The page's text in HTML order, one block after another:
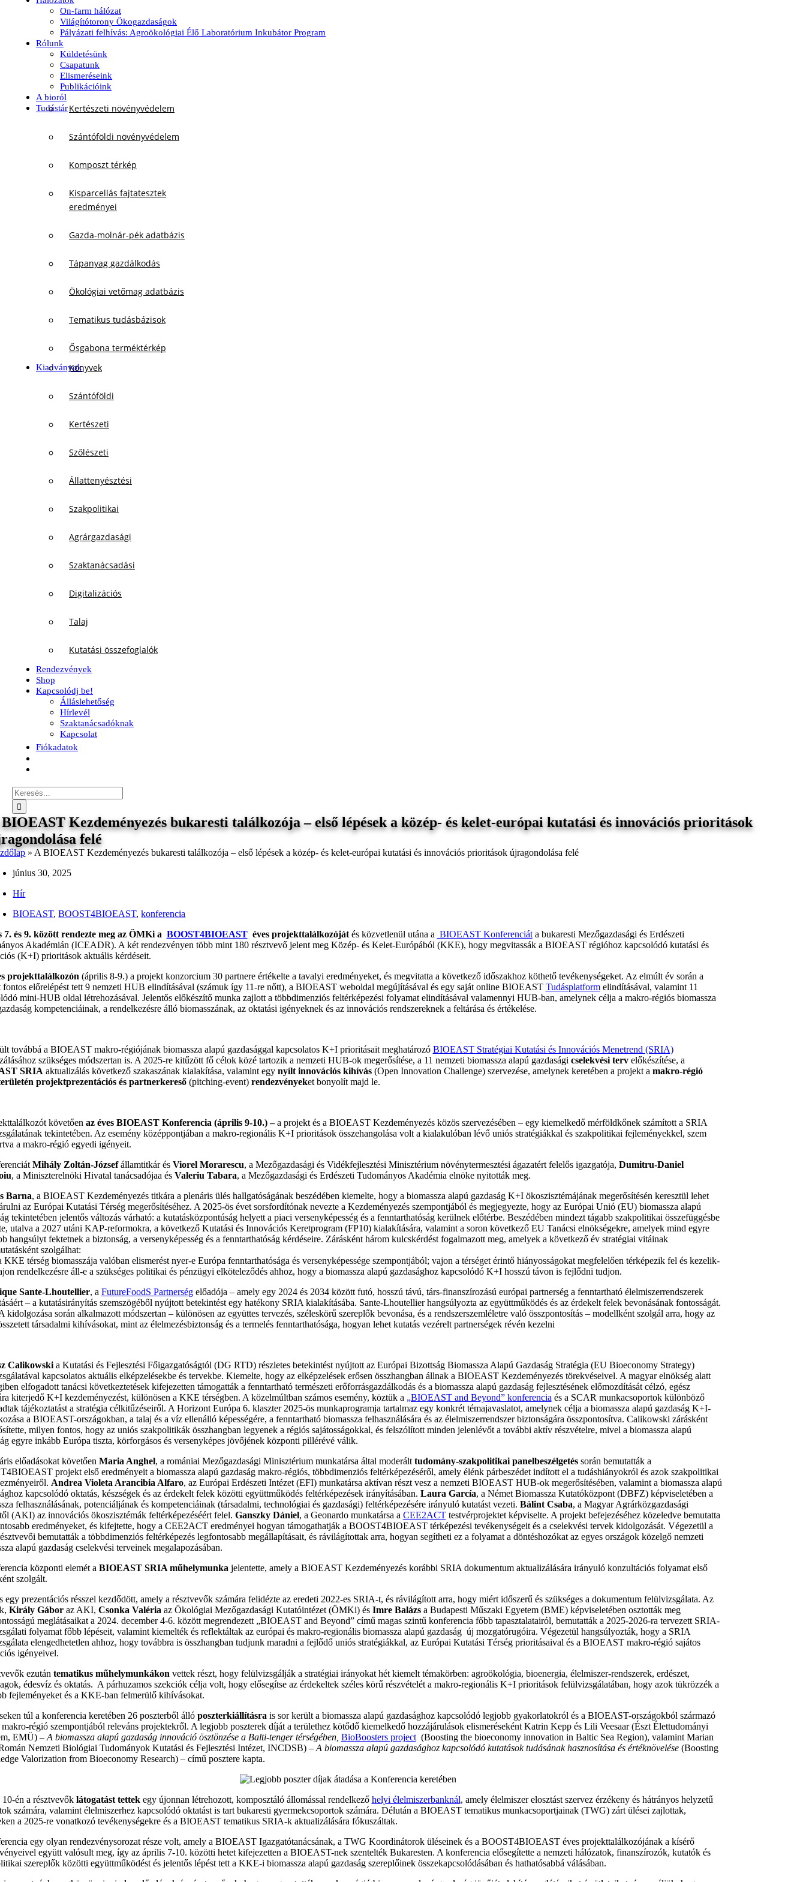
On-farm hálózat
Világítótorony Ökogazdaságok
Pályázati felhívás: Agroökológiai Élő Laboratórium Inkubátor Program
Rólunk
Küldetésünk
Csapatunk
Elismeréseink
Publikációink
A bioról
TudástárKertészeti növényvédelem
Szántóföldi növényvédelem
Komposzt térkép
Kisparcellás fajtatesztek
eredményei
Gazda-molnár-pék adatbázis
Tápanyag gazdálkodás
Ökológiai vetőmag adatbázis
Tematikus tudásbázisok
Ősgabona terméktérkép
KiadványokKönyvek
Szántóföldi
Kertészeti
Szőlészeti
Állattenyésztési
Szakpolitikai
Agrárgazdasági
Szaktanácsadási
Digitalizációs
Talaj
Kutatási összefoglalók
Rendezvények
Shop
Kapcsolódj be!
Álláslehetőség
Hírlevél
Szaktanácsadóknak
Kapcsolat
Fiókadatok
Keresés...
Kezdeményezés bukaresti találkozója – első lépések a közép- és kelet-európai kutatási és innovációs prioritások
felé
» A BIOEAST Kezdeményezés bukaresti találkozója – első lépések a közép- és kelet-európai kutatási és innovációs prioritások újragondolása felé
június 30, 2025
Hír
BIOEAST,BOOST4BIOEAST,konferencia
és 9. között rendezte meg az ÖMKi a BOOST4BIOEASTéves projekttalálkozójátés közvetlenül utána a BIOEAST Konferenciáta bukaresti Mezőgazdasági és Erdészeti
Akadémián (ICEADR). A két rendezvényen több mint 180 résztvevő jelent meg Közép- és Kelet-Európából (KKE), hogy megvitassák a BIOEAST régióhoz kapcsolódó kutatási és
(K+I) prioritások aktuális kérdéseit.
projekttalálkozón (április 8-9.) a projekt konzorcium 30 partnere értékelte a tavalyi eredményeket, és megvitatta a következő időszakhoz köthető tevékenységeket. Az elmúlt év során a
fontos előrelépést tett 9 nemzeti HUB elindításával (számuk így 11-re nőtt), a BIOEAST weboldal megújításával és egy saját online BIOEAST Tudásplatformelindításával, valamint 11
mini-HUB oldal létrehozásával. Jelentős előkészítő munka zajlott a többdimenziós feltérképezési folyamat elindításával valamennyi HUB-ban, amelynek célja a makro-régiós biomassza
kompetenciáinak, a rendelkezésre álló biomasszának, az oktatási igényeknek és az innovációs rendszereknek a feltárása és értékelése.
továbbá a BIOEAST makro-régiójának biomassza alapú gazdasággal kapcsolatos K+I prioritásait meghatározó BIOEAST Stratégiai Kutatási és Innovációs Menetrend (SRIA)
szükséges módszertan is. A 2025-re kitűzött fő célok közé tartozik a nemzeti HUB-ok megerősítése, a 11 nemzeti biomassza alapú gazdasági cselekvési tervelőkészítése, a
SRIA aktualizálás következő szakaszának kialakítása, valamint egy nyílt innovációs kihívás (Open Innovation Challenge) szervezése, amelynek keretében a projekt a makro-régió
projektprezentációs és partnerkereső (pitching-event) rendezvényeket bonyolít majd le.
követően az éves BIOEAST Konferencia (április 9-10.) –a projekt és a BIOEAST Kezdeményezés közös szervezésében – egy kiemelkedő mérföldkőnek számított a SRIA
tekintetében. Az esemény középpontjában a makro-regionális K+I prioritások összehangolása volt a kialakulóban lévő uniós stratégiákkal és szakpolitikai fejleményekkel, szem
a makro-régió egyedi igényeit.
Mihály Zoltán-Józsefállamtitkár és Viorel Morarescu, a Mezőgazdasági és Vidékfejlesztési Minisztérium növénytermesztési ágazatért felelős igazgatója, Dumitru-Daniel
, a Miniszterelnöki Hivatal tanácsadójaa és Valeriu Tabara, a Mezőgazdasági és Erdészeti Tudományos Akadémia elnöke nyitották meg.
Barna, a BIOEAST Kezdeményezés titkára a plenáris ülés hallgatóságának beszédében kiemelte, hogy a biomassza alapú gazdaság K+I ökoszisztémájának megerősítésén keresztül lehet
az Európai Kutatási Térség megerősítéséhez. A 2025-ös évet sorsfordítónak nevezte a Kezdeményezés szempontjából és megjegyezte, hogy az Európai Unió (EU) biomassza alapú
tekintetében jelentős változás várható: a kutatásközpontúság helyett a piaci versenyképesség és a fenntarthatóság kerülnek előtérbe. Beszédében mindezt tágabb szakpolitikai összefüggésbe
utalva a 2027 utáni KAP-reformokra, a következő Kutatási és Innovációs Keretprogram (FP10) kialakítására, valamint a soron következő EU Tanácsi elnökségekre, amelyek mind egyre
hangsúlyt fektetnek a biztonság, a versenyképesség és a fenntarthatóság kérdéseire. Zárásként három kulcskérdést fogalmazott meg, amelyek a következő év stratégiai vitáinak
szolgálhat:
KKE térség biomasszája valóban elismerést nyer-e Európa fenntarthatósága és versenyképessége szempontjából; vajon a térséget érintő hiányosságokat megfelelően térképezik fel és kezelik-
rendelkezésre áll-e a szükséges politikai és pénzügyi elköteleződés ahhoz, hogy a biomassza alapú gazdasághoz kapcsolódó K+I hosszú távon is fejlődni tudjon.
Sante-Lhoutellier, a FutureFoodS Partnerségelőadója – amely egy 2024 és 2034 között futó, hosszú távú, társ-finanszírozású európai partnerség a fenntartható élelmiszerrendszerek
– a kutatásirányítás szemszögéből nyújtott betekintést egy hatékony SRIA kialakításába. Sante-Lhoutellier hangsúlyozta az együttműködés és az érdekelt felek bevonásának fontosságát.
kidolgozása során alkalmazott módszertan – különösen az együttes tervezés, széleskörű szereplők bevonása, és a rendszerszemléletre való összpontosítás – modellként szolgál arra, hogy az
társadalmi kihívásokat, mint az élelmezésbiztonság és a termelés fenntarthatósága, hogyan lehet kutatás vezérelt partnerségek révén kezelni
Calikowskia Kutatási és Fejlesztési Főigazgatóságtól (DG RTD) részletes betekintést nyújtott az Európai Bizottság Biomassza Alapú Gazdaság Stratégia (EU Bioeconomy Strategy)
kapcsolatos aktuális elképzelésekbe és tervekbe. Kiemelte, hogy az elképzelések erősen összhangban állnak a BIOEAST Kezdeményezés törekvéseivel. A magyar elnökség alatt
elfogadott tanácsi következtetések kifejezetten támogatták a fenntartható természeti erőforrásgazdálkodás és a biomassza alapú gazdaság fejlesztésének előmozdítását célzó, egész
kiterjedő K+I kezdeményezést, különösen a KKE térségben. A közelmúltban számos esemény, köztük a „BIOEAST and Beyond” konferencia és a SCAR munkacsoportok különböző
tájékoztatást a stratégia célkitűzéseiről. A Horizont Európa 6. klaszter 2025-ös munkaprogramja tartalmaz egy konkrét témajavaslatot, amelynek célja a biomassza alapú gazdaság K+I-
a BIOEAST-országokban, a talaj és a víz ellenálló képességére, a fenntartható biomassza felhasználására és az élelmiszerrendszer biztonságára összpontosítva. Calikowski zárásként
milyen fontos, hogy az uniós szakpolitikák összhangban legyenek a régiós sajátosságokkal, és felszólított minden jelenlévőt a további aktív részvételre, mivel a biomassza alapú
egyre inkább Európa tiszta, körforgásos és versenyképes jövőjének központi pillérévé válik.
előadásokat követően Maria Anghel, a romániai Mezőgazdasági Minisztérium munkatársa által moderált tudomány-szakpolitikai panelbeszélgetés során bemutatták a
projekt első eredményeit a biomassza alapú gazdaság makro-régiós, többdimenziós feltérképezéséről, amely élénk párbeszédet indított el a tudáshiányokról és azok szakpolitikai
Andrea Violeta Arancibia Alfaro, az Európai Erdészeti Intézet (EFI) munkatársa aktívan részt vesz a nemzeti BIOEAST HUB-ok megerősítésében, valamint a biomassza alapú
kapcsolódó oktatás, készségek és az érdekelt felek közötti együttműködés feltérképezések irányításában. Laura García, a Német Biomassza Kutatóközpont (DBFZ) képviseletében a
felhasználásának, potenciáljának és kompetenciáinak (társadalmi, technológiai és gazdasági) feltérképezésére irányuló kutatást vezeti. Bálint Csaba, a Magyar Agrárközgazdasági
(AKI) az innovációs ökoszisztémák feltérképezéséért felel. Ganszky Dániel, a Geonardo munkatársa a CEE2ACTtestvérprojektet képviselte. A projekt befejezéséhez közeledve bemutatta
eredményeket, és kifejtette, hogy a CEE2ACT eredményei hogyan támogathatják a BOOST4BIOEAST térképezési tevékenységeit és a cselekvési tervek kidolgozását. Végezetül a
bemutatták a többdimenziós feltérképezés legfontosabb megállapításait, és rávilágítottak arra, hogyan segítheti ez a folyamat a döntéshozókat az egyes országok közelgő nemzeti
alapú gazdaság cselekvési terveinek megalapozásában.
központi elemét a BIOEAST SRIA műhelymunka jelentette, amely a BIOEAST Kezdeményezés korábbi SRIA dokumentum aktualizálására irányuló konzultációs folyamat első
szolgált.
egy prezentációs résszel kezdődött, amely a résztvevők számára felidézte az eredeti 2022-es SRIA-t, és rávilágított arra, hogy miért időszerű és szükséges a dokumentum felülvizsgálata. Az
Király Gáboraz AKI, Csonka Valéria az Ökológiai Mezőgazdasági Kutatóintézet (ÖMKi) és Imre Balázs a Budapesti Műszaki Egyetem (BME) képviseletében osztották meg
meglátásaikat a 2024. december 4-6. között megrendezett „BIOEAST and Beyond” című magas szintű konferencia főbb tapasztalatairól, bemutatták a 2025-2026-ra tervezett SRIA-
folyamat főbb lépéseit, valamint kiemelték és reflektáltak az európai és makro-regionális biomassza alapú gazdaság új mozgatórugóira. Végezetül hangsúlyozták, hogy a SRIA
elengedhetetlen ahhoz, hogy továbbra is összhangban tudjunk maradni a fejlődő uniós stratégiákkal, az Európai Kutatási Térség prioritásaival és a BIOEAST makro-régió sajátos
igényeivel.
ezután tematikus műhelymunkákon vettek részt, hogy felülvizsgálják a stratégiai irányokat hét kiemelt témakörben: agroökológia, bioenergia, élelmiszer-rendszerek, erdészet,
édesvíz és oktatás. A párhuzamos szekciók célja volt, hogy elősegítse az érdekeltek széles körű részvételét a makro-regionális K+I prioritások felülvizsgálatában, hogy azok tükrözzék a
fejleményeket és a KKE-ban felmerülő kihívásokat.
túl a konferencia keretében 26 poszterből álló poszterkiállításra is sor került a biomassza alapú gazdasághoz kapcsolódó legjobb gyakorlatokról és a BIOEAST-országokból származó
régió szempontjából releváns projektekről. A legjobb poszterek díját a területhez kötődő kiemelkedő hozzájárulások elismeréseként Katrin Kepp és Lili Veesaar (Észt Élettudományi
EMÜ) – A biomassza alapú gazdaság innováció ösztönzése a Balti-tenger térségében, BioBoosters project (Boosting the bioeconomy innovation in Baltic Sea Region), valamint Marian
Nemzeti Biológiai Tudományok Kutatási és Fejlesztési Intézet, INCDSB) – A biomassza alapú gazdasághoz kapcsolódó kutatások tudásának hasznosítása és értéknövelése(Boosting
Valorization from Bioeconomy Research) – című posztere kapta.
én a résztvevők látogatást tettek egy újonnan létrehozott, komposztáló állomással rendelkező helyi élelmiszerbanknál, amely élelmiszer elosztást szervez érzékeny és hátrányos helyzetű
számára, valamint élelmiszerhez kapcsolódó oktatást is tart bukaresti gyermekcsoportok számára. Délután a BIOEAST tematikus munkacsoportjainak (TWG) zárt ülései zajlottak,
a 2025-re vonatkozó tevékenységekre és a BIOEAST tematikus SRIA-k aktualizálására fókuszáltak.
egy olyan rendezvénysorozat része volt, amely a BIOEAST Igazgatótanácsának, a TWG Koordinátorok üléseinek és a BOOST4BIOEAST éves projekttalálkozójának a kísérő
együtt valósult meg, így az április 7-10. közötti hetet kifejezetten a BIOEAST-nek szentelték Bukaresten. A konferencia elősegítette a nemzeti hálózatok, finanszírozók, kutatók és
szereplők közötti együttműködést és jelentős lépést tett a KKE-i biomassza alapú gazdaság szereplőinek összekapcsolódásában és hathatósabbá válásában.